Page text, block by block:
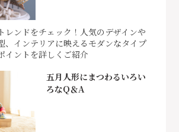
レンドをチェック！人気のデザインや
、インテリアに映えるモダンなタイプ
イントを詳しくご紹介
五月人形にまつわるいろい
ろなQ＆A